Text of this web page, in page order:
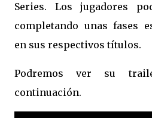
Series. Los jugadores
completando unas fases
en sus respectivos títulos.
Podremos ver su
continuación.